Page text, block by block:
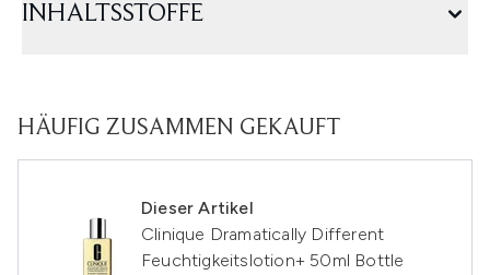
INHALTSSTOFFE
HÄUFIG ZUSAMMEN GEKAUFT
Dieser Artikel
Clinique Dramatically Different
Feuchtigkeitslotion+ 50ml Bottle